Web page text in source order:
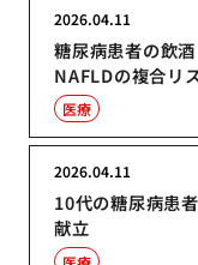
糖尿病患者の飲
NAFLDの複合リ
2026.04.11
医療
10代の糖尿病患
献立
2026.04.11